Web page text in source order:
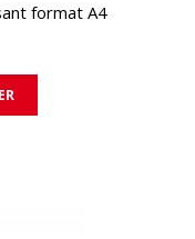
format A4